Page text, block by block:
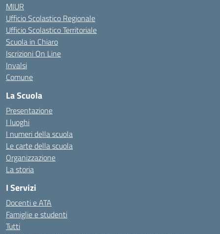
MIUR
Ufficio Scolastico Regionale
Ufficio Scolastico Territoriale
Scuola in Chiaro
Iscrizioni On Line
Invalsi
Comune
La Scuola
Presentazione
I luoghi
I numeri della scuola
Le carte della scuola
Organizzazione
La storia
I Servizi
Docenti e ATA
Famiglie e studenti
Tutti